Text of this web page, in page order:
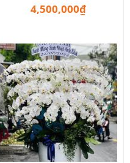
4,500,000₫